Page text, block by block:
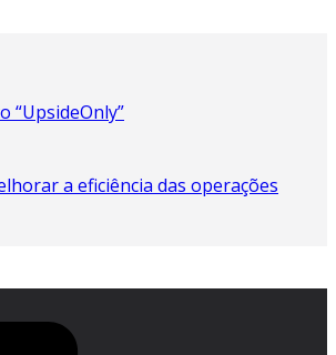
“UpsideOnly”
a eficiência das operações